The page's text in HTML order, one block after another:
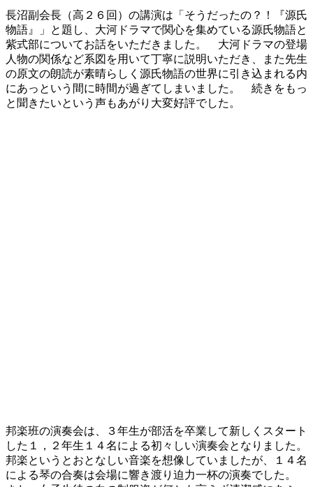
長沼副会長（高２６回）の講演は「そうだったの？！『源氏
物語』」と題し、大河ドラマで関心を集めている源氏物語と
紫式部についてお話をいただきました。 大河ドラマの登場
人物の関係など系図を用いて丁寧に説明いただき、また先生
の原文の朗読が素晴らしく源氏物語の世界に引き込まれる内
にあっという間に時間が過ぎてしまいました。 続きをもっ
と聞きたいという声もあがり大変好評でした。
邦楽班の演奏会は、３年生が部活を卒業して新しくスタート
した１，２年生１４名による初々しい演奏会となりました。
邦楽というとおとなしい音楽を想像していましたが、１４名
による琴の合奏は会場に響き渡り迫力一杯の演奏でした。